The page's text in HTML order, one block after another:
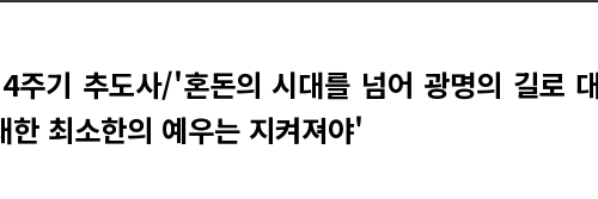
기 추도사/'혼돈의 시대를 넘어 광명의 길로
한 최소한의 예우는 지켜져야'